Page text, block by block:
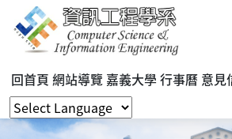
回首頁 網站導覽 嘉義大學行事曆 意見